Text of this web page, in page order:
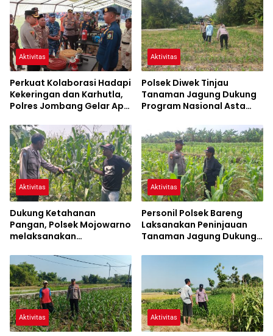
Aktivitas
Perkuat Kolaborasi Hadapi
Kekeringan dan Karhutla,
Polres Jombang Gelar Apel
Aktivitas
Polsek Diwek Tinjau
Tanaman Jagung Dukung
Program Nasional Asta
Aktivitas
Dukung Ketahanan
Pangan, Polsek Mojowarno
melaksanakan
Jagung
Aktivitas
Personil Polsek Bareng
Laksanakan Peninjauan
Tanaman Jagung Dukung
Pangan
Aktivitas Aktivitas